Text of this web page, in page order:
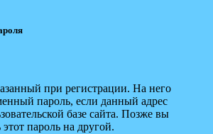
при регистрации. На него
пароль, если данный адрес
базе сайта. Позже вы
пароль на другой.